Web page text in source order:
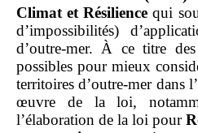
Climat et Résilience qui
d’impossibilités)
d’outre‑mer. À ce titre
possibles pour mieux
territoires d’outre‑mer dans
œuvre de la loi,
l’élaboration de la loi pour